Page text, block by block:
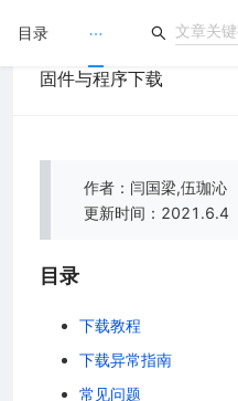
目录
文档没解决？论坛发个帖！
固件与程序下载
作者：闫国梁,伍珈沁
更新时间：2021.6.4
目录
下载教程
下载异常指南
常见问题